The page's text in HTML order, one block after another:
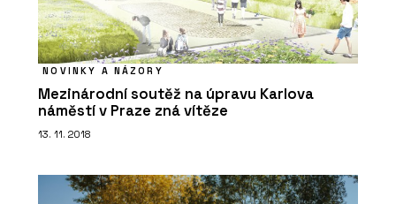
Tvrzený Kámen Morning Daisy -
TechniStone
NOVINKY A NÁZORY
Mezinárodní soutěž na úpravu Karlova
náměstí v Praze zná vítěze
13. 11. 2018